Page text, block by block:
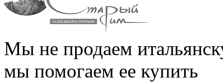
Мы не продаем
мы помогаем ее купить